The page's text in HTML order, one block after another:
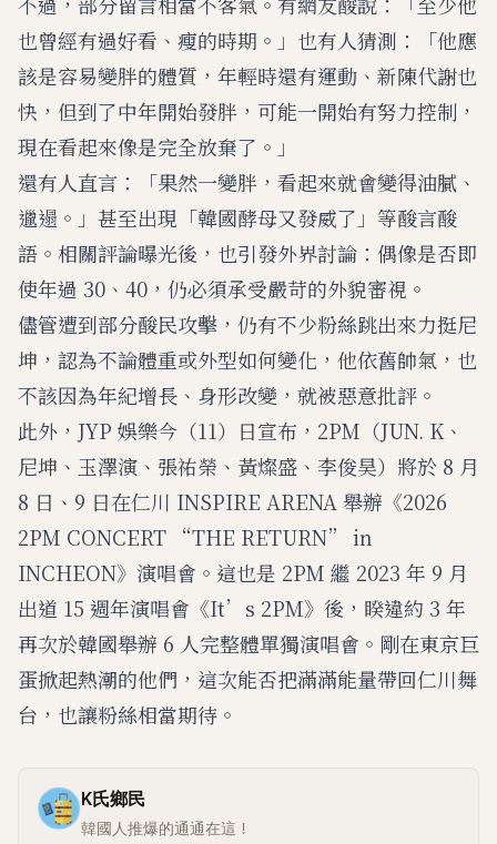
也曾經有過好看、瘦的時期。」也有人猜測：「他應
該是容易變胖的體質，年輕時還有運動、新陳代謝也
快，但到了中年開始發胖，可能一開始有努力控制，
現在看起來像是完全放棄了。」
還有人直言：「果然一變胖，看起來就會變得油膩、
邋遢。」甚至出現「韓國酵母又發威了」等酸言酸
語。相關評論曝光後，也引發外界討論：偶像是否即
使年過 30、40，仍必須承受嚴苛的外貌審視。
儘管遭到部分酸民攻擊，仍有不少粉絲跳出來力挺尼
坤，認為不論體重或外型如何變化，他依舊帥氣，也
不該因為年紀增長、身形改變，就被惡意批評。
此外，JYP 娛樂今（11）日宣布，2PM（JUN. K、
尼坤、玉澤演、張祐榮、黃燦盛、李俊昊）將於 8 月
8 日、9 日在仁川 INSPIRE ARENA 舉辦《2026
2PM CONCERT “THE RETURN” in
INCHEON》演唱會。這也是 2PM 繼 2023 年 9 月
出道 15 週年演唱會《It’s 2PM》後，睽違約 3 年
再次於韓國舉辦 6 人完整體單獨演唱會。剛在東京巨
蛋掀起熱潮的他們，這次能否把滿滿能量帶回仁川舞
台，也讓粉絲相當期待。
K氏鄉民
韓國人推爆的通通在這！